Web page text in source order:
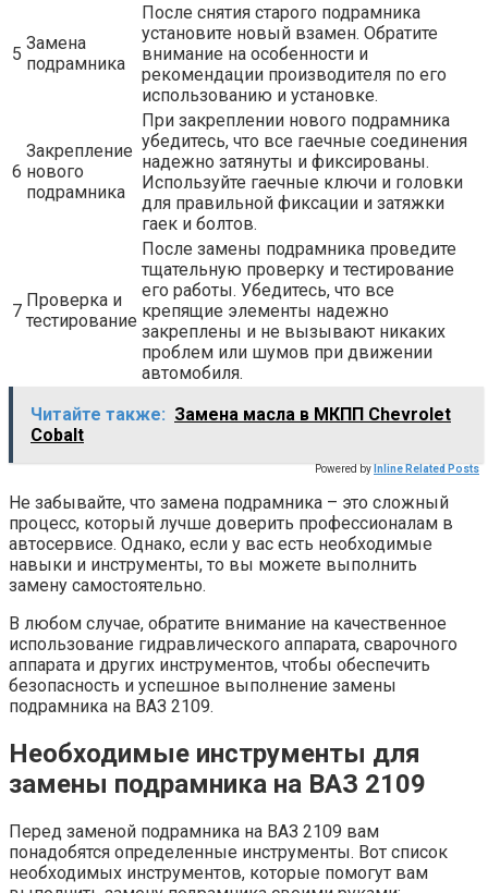
5
Замена
подрамника
После снятия старого подрамника
установите новый взамен. Обратите
внимание на особенности и
рекомендации производителя по его
использованию и установке.
6
Закрепление
нового
подрамника
При закреплении нового подрамника
убедитесь, что все гаечные соединения
надежно затянуты и фиксированы.
Используйте гаечные ключи и головки
для правильной фиксации и затяжки
гаек и болтов.
7
Проверка и
тестирование
После замены подрамника проведите
тщательную проверку и тестирование
его работы. Убедитесь, что все
крепящие элементы надежно
закреплены и не вызывают никаких
проблем или шумов при движении
автомобиля.
Читайте также: Замена масла в МКПП Chevrolet
Cobalt
Powered by Inline Related Posts
Не забывайте, что замена подрамника – это сложный
процесс, который лучше доверить профессионалам в
автосервисе. Однако, если у вас есть необходимые
навыки и инструменты, то вы можете выполнить
замену самостоятельно.
В любом случае, обратите внимание на качественное
использование гидравлического аппарата, сварочного
аппарата и других инструментов, чтобы обеспечить
безопасность и успешное выполнение замены
подрамника на ВАЗ 2109.
Необходимые инструменты для
замены подрамника на ВАЗ 2109
Перед заменой подрамника на ВАЗ 2109 вам
понадобятся определенные инструменты. Вот список
необходимых инструментов, которые помогут вам